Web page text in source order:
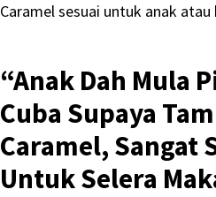
Caramel sesuai untuk anak
“Anak Dah Mula
Cuba Supaya
Caramel, Sangat
Untuk Selera